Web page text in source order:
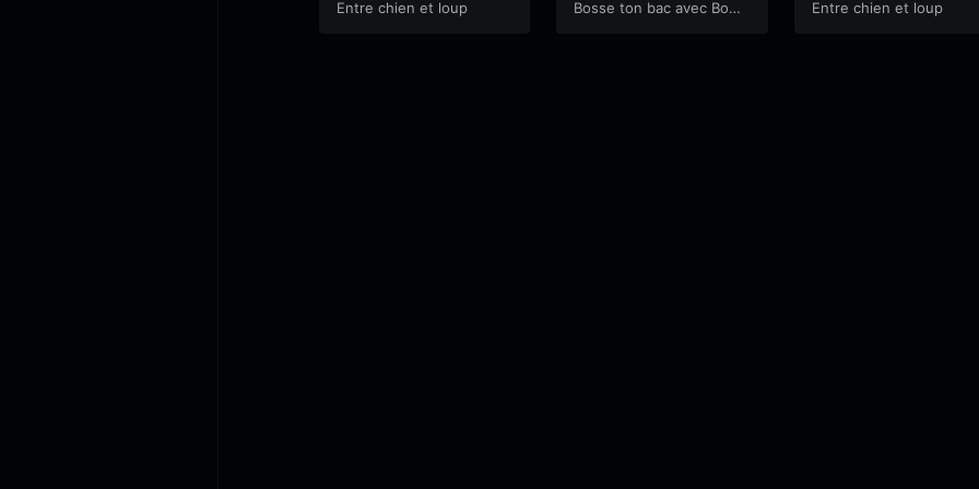
Querrien le 9 juillet
Entre chien et loup
ée
Bosse ton bac avec Bowi
Entre chien et loup